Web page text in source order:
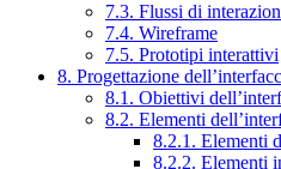
7.3. Flussi di
7.4. Wireframe
7.5. Prototipi interattivi
8. Progettazione
8.1. Obiettivi
8.2. Elementi
8.2.1. Elementi
8.2.2. Elementi